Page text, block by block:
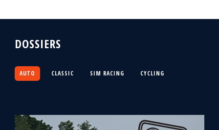
DOSSIERS
AUTO CLASSIC SIM RACING CYCLING